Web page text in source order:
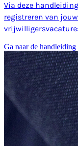
Via deze
registreren van
Ga naar de handleiding